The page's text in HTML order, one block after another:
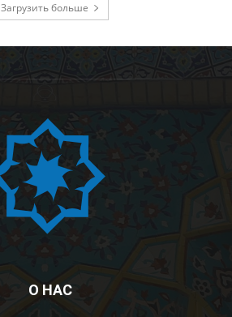
Загрузить больше
О НАС